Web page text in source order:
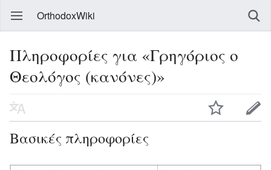
OrthodoxWiki
Πληροφορίες για «Γρηγόριος ο
Θεολόγος (κανόνες)»
Βασικές πληροφορίες